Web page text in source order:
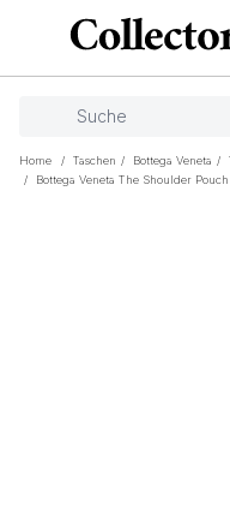
Home / Taschen / Bottega Veneta /
/
Bottega Veneta The Shoulder